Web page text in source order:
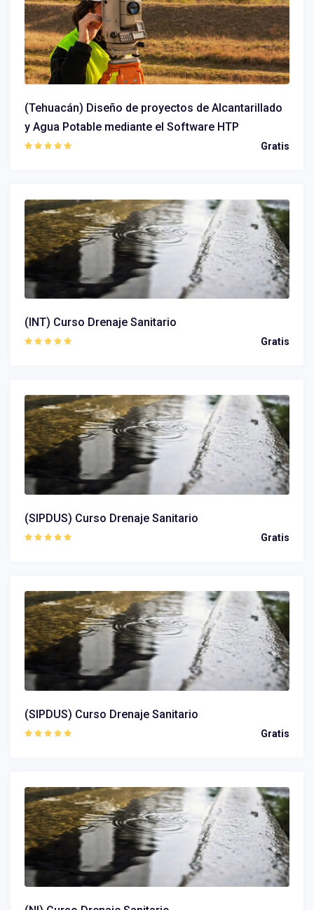
(Tehuacán) Diseño de proyectos de Alcantarillado
y Agua Potable mediante el Software HTP
Gratis
(INT) Curso Drenaje Sanitario
Gratis
(SIPDUS) Curso Drenaje Sanitario
Gratis
(SIPDUS) Curso Drenaje Sanitario
Gratis